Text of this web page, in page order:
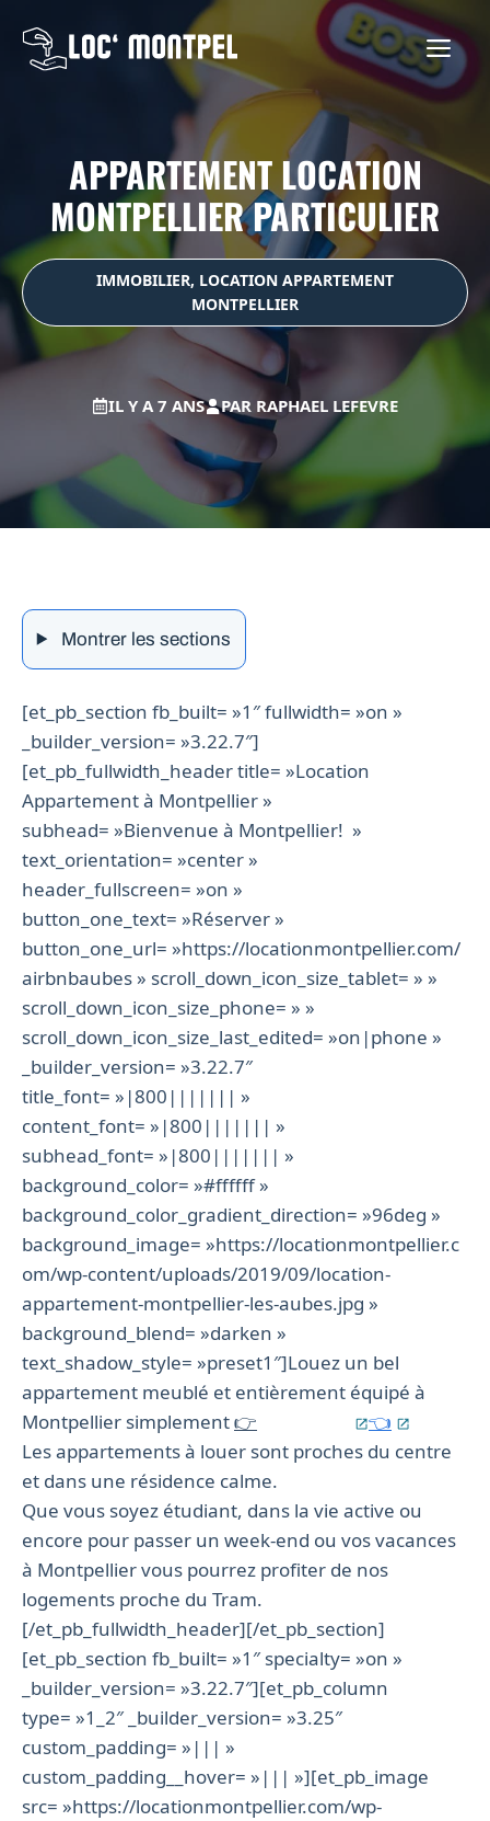
contenu
APPARTEMENT LOCATION
MONTPELLIER PARTICULIER
IMMOBILIER, LOCATION APPARTEMENT
MONTPELLIER
IL Y A 7 ANS PAR RAPHAEL LEFEVRE
Montrer les sections
[et_pb_section fb_built= »1″ fullwidth= »on »
_builder_version= »3.22.7″]
[et_pb_fullwidth_header title= »Location
Appartement à Montpellier »
subhead= »Bienvenue à Montpellier! »
text_orientation= »center »
header_fullscreen= »on »
button_one_text= »Réserver »
button_one_url= »https://locationmontpellier.com/
airbnbaubes » scroll_down_icon_size_tablet= » »
scroll_down_icon_size_phone= » »
scroll_down_icon_size_last_edited= »on|phone »
_builder_version= »3.22.7″
title_font= »|800||||||| »
content_font= »|800||||||| »
subhead_font= »|800||||||| »
background_color= »#ffffff »
background_color_gradient_direction= »96deg »
background_image= »https://locationmontpellier.c
om/wp-content/uploads/2019/09/location-
appartement-montpellier-les-aubes.jpg »
background_blend= »darken »
text_shadow_style= »preset1″]Louez un bel
appartement meublé et entièrement équipé à
Montpellier simplement👉
👈
Les appartements à louer sont proches du centre
et dans une résidence calme.
Que vous soyez étudiant, dans la vie active ou
encore pour passer un week-end ou vos vacances
à Montpellier vous pourrez profiter de nos
logements proche du Tram.
[/et_pb_fullwidth_header][/et_pb_section]
[et_pb_section fb_built= »1″ specialty= »on »
_builder_version= »3.22.7″][et_pb_column
type= »1_2″ _builder_version= »3.25″
custom_padding= »||| »
custom_padding__hover= »||| »][et_pb_image
src= »https://locationmontpellier.com/wp-